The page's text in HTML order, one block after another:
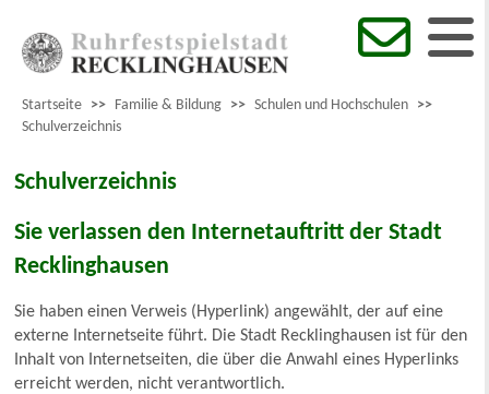
Startseite >> Familie & Bildung >> Schulen und Hochschulen >>
Schulverzeichnis
Schulverzeichnis
Sie verlassen den Internetauftritt der Stadt
Recklinghausen
Sie haben einen Verweis (Hyperlink) angewählt, der auf eine
externe Internetseite führt. Die Stadt Recklinghausen ist für den
Inhalt von Internetseiten, die über die Anwahl eines Hyperlinks
erreicht werden, nicht verantwortlich.